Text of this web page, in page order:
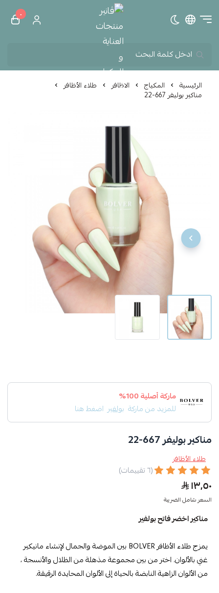
تبديل الوضع الداكنڤانير منتجات العناية و
٠
الرئيسية المكياج الاظافر طلاء الأظافر
مناكير بوليفر 667-22
ماركة أصلية 100%
للمزيد من ماركة بولفير اضغط هنا
مناكير بوليفر 667-22
طلاء الأظافر
(٦ تقييمات)
١٣٫٥٠
السعر شامل الضريبة
مناكير اخضر فاتح بولفير
يمزج طلاء الأظافر BOLVER بين الموضة والجمال لإنشاء مانيكير
غني بالألوان. اختر من بين مجموعة مذهلة من الظلال والأنسجة ،
من الألوان الزاهية النابضة بالحياة إلى الألوان المحايدة الرقيقة.